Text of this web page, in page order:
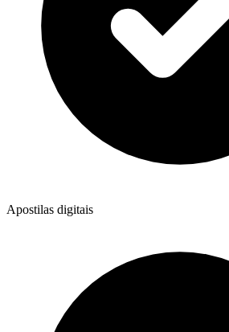
Apostilas digitais